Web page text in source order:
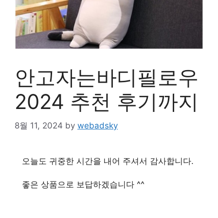
안고자는바디필로우
2024 추천 후기까지
8월 11, 2024 by webadsky
오늘도 귀중한 시간을 내어 주셔서 감사합니다.
좋은 상품으로 보답하겠습니다 ^^